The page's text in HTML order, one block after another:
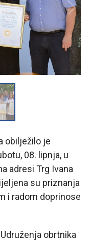
obilježilo je
08. lipnja, u
adresi Trg Ivana
su priznanja
i radom doprinose
obrtnika